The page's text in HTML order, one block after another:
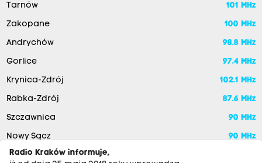
Tarnów 101 MHz
Zakopane 100 MHz
Andrychów 98.8 MHz
Gorlice 97.4 MHz
Krynica-Zdrój 102.1 MHz
Rabka-Zdrój 87.6 MHz
Szczawnica 90 MHz
Nowy Sącz 90 MHz
Radio Kraków informuje,